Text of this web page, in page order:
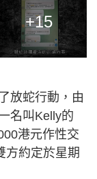
+15
放蛇行動，由
名叫Kelly的
港元作性交
方約定於星期